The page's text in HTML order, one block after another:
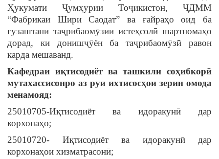
Ҳукумати Ҷумҳурии Тоҷикистон, ҶДММ
“Фабрикаи Шири Саодат” ва ғайраҳо оид ба
гузаштани таҷрибаомӯзии истеҳсолӣ шартномаҳо
дорад, ки донишҷӯён ба таҷрибаомӯзӣ равон
карда мешаванд.
Кафедраи иқтисодиёт ва ташкили соҳибкорӣ
мутахассисонро аз руи ихтисосҳои зерин омода
менамояд:
25010705-Иқтисодиёт ва идоракунӣ дар
корхонаҳо;
25010720- Иқтисодиёт ва идоракунӣ дар
корхонаҳои хизматрасонӣ;